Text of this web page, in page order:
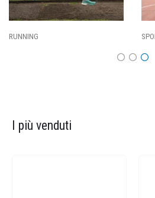
SPORT PARALIMPICI
I più venduti